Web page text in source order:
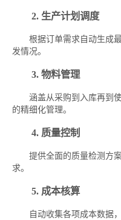
2. 生产计划调度
根据订单需求自动生成最
发情况。
3. 物料管理
涵盖从采购到入库再到使
的精细化管理。
4. 质量控制
提供全面的质量检测方案
求。
5. 成本核算
自动收集各项成本数据，